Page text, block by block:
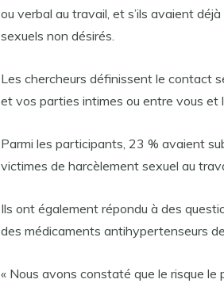
ou verbal au travail, et s’ils avaient
sexuels non désirés.
Les chercheurs définissent le contact
et vos parties intimes ou entre vous et
Parmi les participants, 23 % avaient
victimes de harcèlement sexuel au
Ils ont également répondu à des
des médicaments antihypertenseurs
« Nous avons constaté que le risque